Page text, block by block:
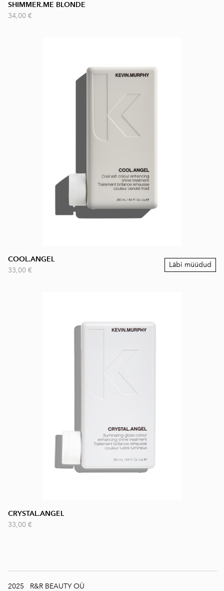
SHIMMER.ME BLONDE
34,00 €
COOL.ANGEL
33,00 €
Läbi müüdud
CRYSTAL.ANGEL
33,00 €
2025 R&R BEAUTY OÜ